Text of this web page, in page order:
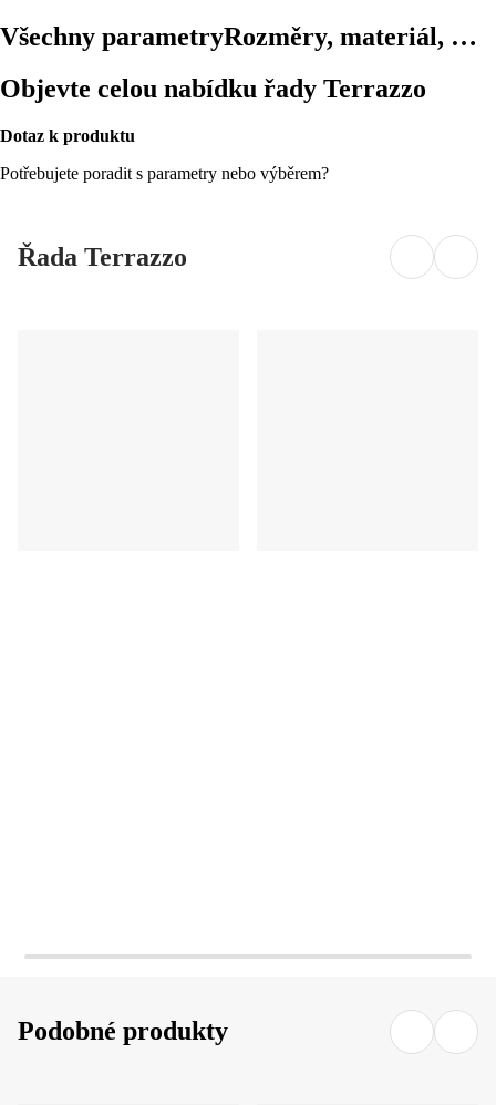
Všechny parametryRozměry, materiál, …
Objevte celou nabídku řady Terrazzo
Dotaz k produktu
Potřebujete poradit s parametry nebo výběrem?
Řada Terrazzo
Podobné produkty